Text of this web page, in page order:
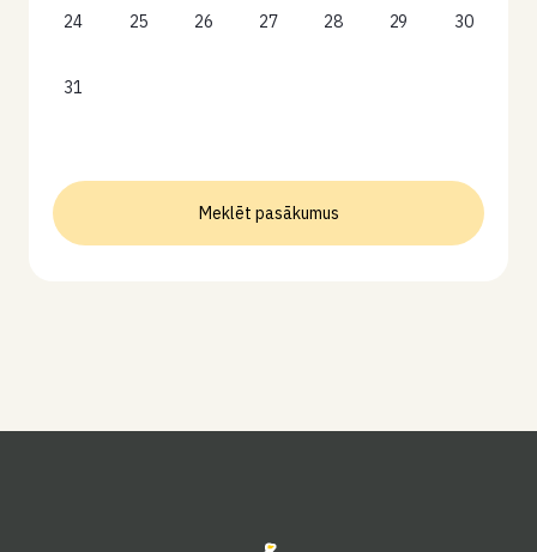
24 25 26 27 28 29 30
31
Meklēt pasākumus